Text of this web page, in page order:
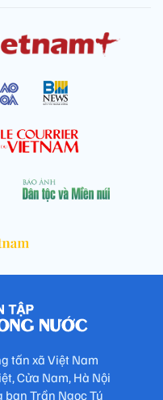
tấn xã Việt Nam
Cửa Nam, Hà Nội
Trần Ngọc Tú